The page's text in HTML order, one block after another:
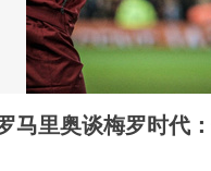
马里奥谈梅罗时代